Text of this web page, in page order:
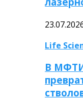
Life
В